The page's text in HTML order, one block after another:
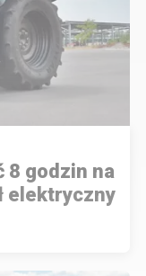
8 godzin na
elektryczny